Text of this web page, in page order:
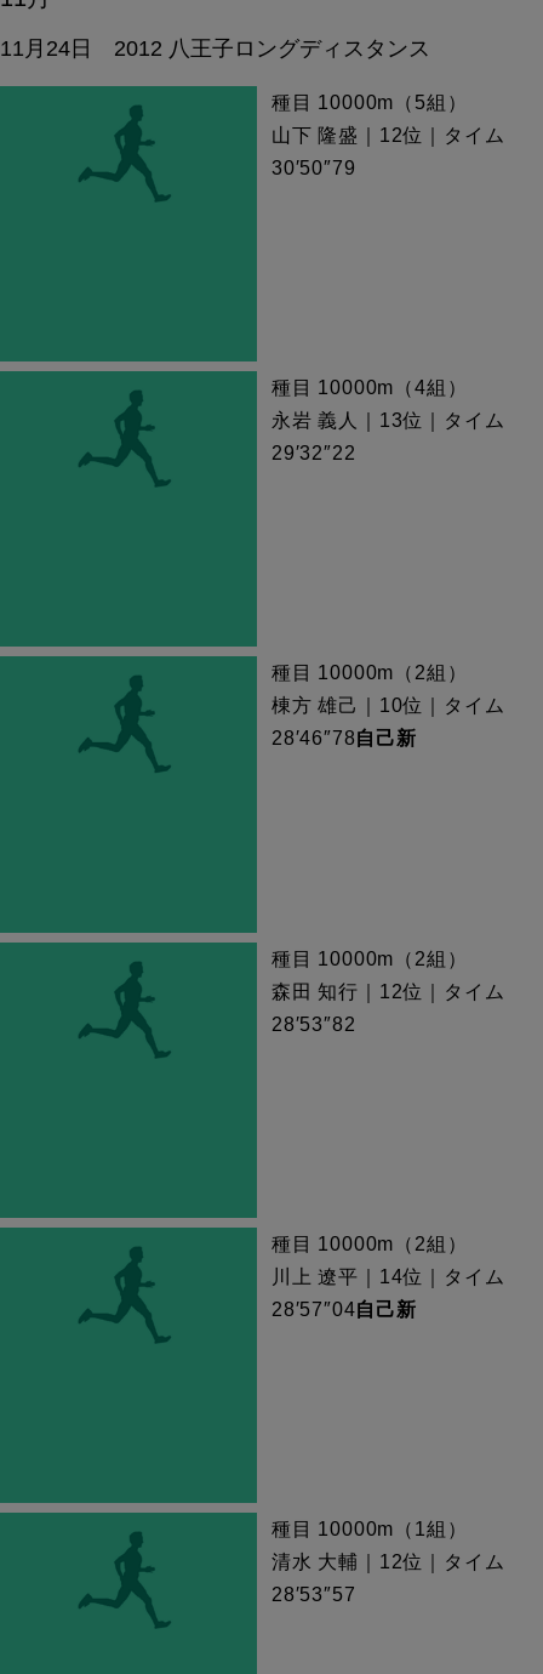
11月24日 2012 八王子ロングディスタンス
種目 10000m（5組）
山下 隆盛｜12位｜タイム
30′50″79
種目 10000m（4組）
永岩 義人｜13位｜タイム
29′32″22
種目 10000m（2組）
棟方 雄己｜10位｜タイム
28′46″78自己新
種目 10000m（2組）
森田 知行｜12位｜タイム
28′53″82
種目 10000m（2組）
川上 遼平｜14位｜タイム
28′57″04自己新
種目 10000m（1組）
清水 大輔｜12位｜タイム
28′53″57